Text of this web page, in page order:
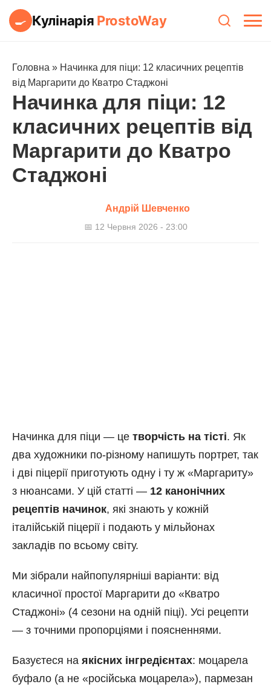
🍳 Кулінарія ProstoWay
Головна » Начинка для піци: 12 класичних рецептів
від Маргарити до Кватро Стаджоні
Начинка для піци: 12
класичних рецептів від
Маргарити до Кватро
Стаджоні
Андрій Шевченко
📅 12 Червня 2026 - 23:00
Начинка для піци — це творчість на тісті. Як
два художники по-різному напишуть портрет, так
і дві піцерії приготують одну і ту ж «Маргариту»
з нюансами. У цій статті — 12 канонічних
рецептів начинок, які знають у кожній
італійській піцерії і подають у мільйонах
закладів по всьому світу.
Ми зібрали найпопулярніші варіанти: від
класичної простої Маргарити до «Кватро
Стаджоні» (4 сезони на одній піці). Усі рецепти
— з точними пропорціями і поясненнями.
Базуєтеся на якісних інгредієнтах: моцарела
буфало (а не «російська моцарела»), пармезан